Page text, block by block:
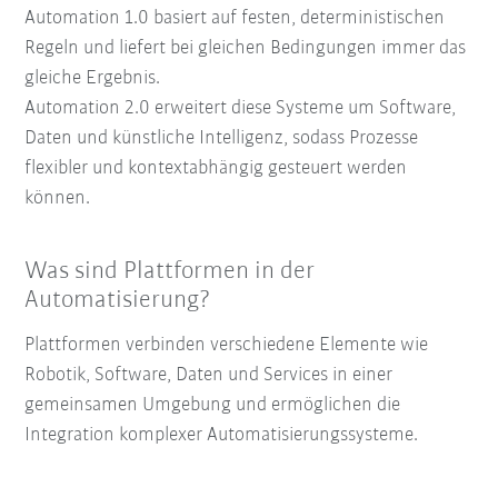
Automation 1.0 basiert auf festen, deterministischen
Regeln und liefert bei gleichen Bedingungen immer das
gleiche Ergebnis.
Automation 2.0 erweitert diese Systeme um Software,
Daten und künstliche Intelligenz, sodass Prozesse
flexibler und kontextabhängig gesteuert werden
können.
Was sind Plattformen in der
Automatisierung?
Plattformen verbinden verschiedene Elemente wie
Robotik, Software, Daten und Services in einer
gemeinsamen Umgebung und ermöglichen die
Integration komplexer Automatisierungssysteme.